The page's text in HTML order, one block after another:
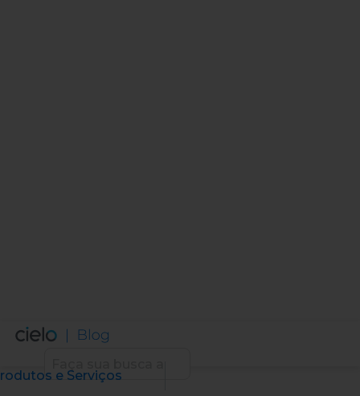
e Serviços